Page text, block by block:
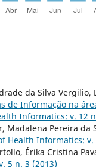
da Silva Vergilio,
de Informação na
Informatics: v. 12
Madalena Pereira da
Health Informatics: v.
Érika Cristina
5 n. 3 (2013)